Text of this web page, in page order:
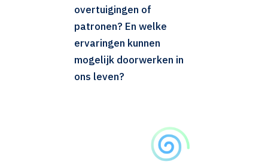
overtuigingen of
patronen? En welke
ervaringen kunnen
mogelijk doorwerken in
ons leven?